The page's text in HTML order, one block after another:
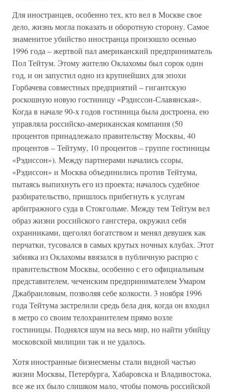
Для иностранцев, особенно тех, кто вел в Москве свое
дело, жизнь могла показать и оборотную сторону. Самое
знаменитое убийство иностранца произошло осенью
1996 года – жертвой пал американский предприниматель
Пол Тейтум. Этому жителю Оклахомы был сорок один
год, и он запустил одно из крупнейших для эпохи
Горбачева совместных предприятий – гигантскую
роскошную новую гостиницу «Рэдиссон-Славянская».
Когда в начале 90-х годов гостиница была достроена, ею
управляла российско-американская компания (50
процентов принадлежало правительству Москвы, 40
процентов – Тейтуму, 10 процентов – группе гостиницы
«Рэдиссон»). Между партнерами начались ссоры,
«Рэдиссон» и Москва объединились против Тейтума,
пытаясь выпихнуть его из проекта; началось судебное
разбирательство, пришлось прибегнуть к услугам
арбитражного суда в Стокгольме. Между тем Тейтум вел
образ жизни российского гангстера, окружил себя
охранниками, щеголял богатством и менял девушек как
перчатки, тусовался в самых крутых ночных клубах. Этот
забияка из Оклахомы ввязался в публичную распрю с
правительством Москвы, особенно с его официальным
представителем, чеченским предпринимателем Умаром
Джабраиловым, позволяя себе колкости. 3 ноября 1996
года Тейтума застрелили средь бела дня, когда он входил
в метро со своим телохранителем прямо возле
гостиницы. Поднялся шум на весь мир, но найти убийцу
московской милиции так и не удалось.
Хотя иностранные бизнесмены стали видной частью
жизни Москвы, Петербурга, Хабаровска и Владивостока,
все же их было слишком мало, чтобы помочь российской